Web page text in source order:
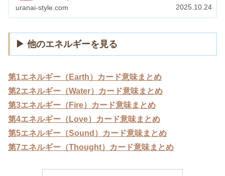
uranai-style.com 2025.10.24
▶ 他のエネルギーを見る
第1エネルギー（Earth）カード意味まとめ
第2エネルギー （Water）カード意味まとめ
第3エネルギー（Fire）カード意味まとめ
第4エネルギー（Love）カード意味まとめ
第5エネルギー（Sound）カード意味まとめ
第7エネルギー（Thought）カード意味まとめ